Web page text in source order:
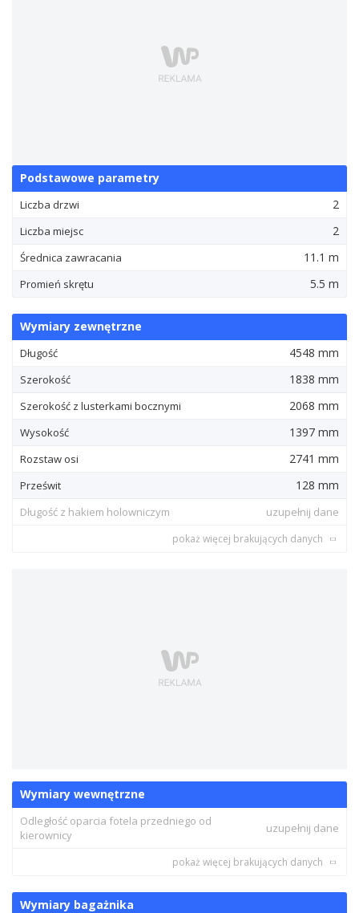
Podstawowe parametry
Liczba drzwi 2
Liczba miejsc 2
Średnica zawracania 11.1 m
Promień skrętu 5.5 m
Wymiary zewnętrzne
Długość 4548 mm
Szerokość 1838 mm
Szerokość z lusterkami bocznymi 2068 mm
Wysokość 1397 mm
Rozstaw osi 2741 mm
Prześwit 128 mm
Długość z hakiem holowniczym uzupełnij dane
pokaż więcej brakujących danych
Wymiary wewnętrzne
Odległość oparcia fotela przedniego od
kierownicy
uzupełnij dane
pokaż więcej brakujących danych
Wymiary bagażnika